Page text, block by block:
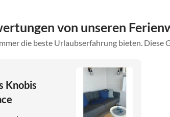
von unseren
die beste Urlaubserfahrung bieten. Diese
Knobis